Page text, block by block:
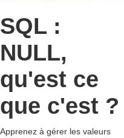
SQL :
NULL,
qu'est ce
que c'est ?
Apprenez à gérer les valeurs